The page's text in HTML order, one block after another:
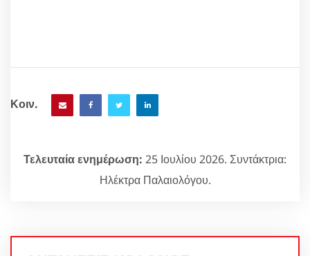
Κοιν.
Τελευταία ενημέρωση: 25 Ιουλίου 2026. Συντάκτρια:
Ηλέκτρα Παλαιολόγου.